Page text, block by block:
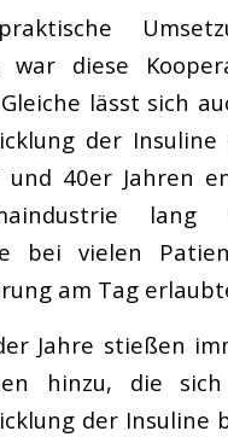
war diese
lässt sich
der Insuline
und 40er Jahren
lang
bei vielen
am Tag
Jahre stießen
hinzu, die
der Insuline